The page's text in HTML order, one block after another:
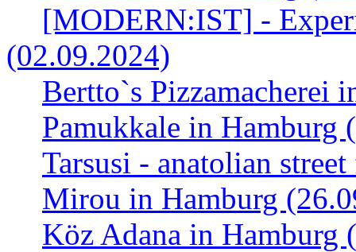
[MODERN:IST] -
(02.09.2024)
Bertto`s Pizzamacherei
Pamukkale in Hamburg
Tarsusi - anatolian
Mirou in Hamburg
Köz Adana in Hamburg